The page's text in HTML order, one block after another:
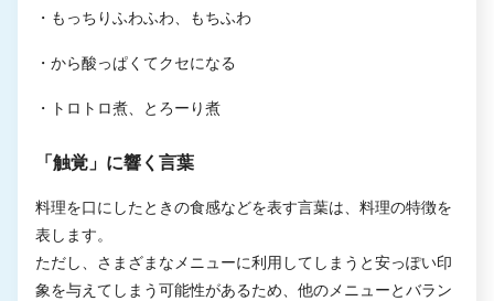
・もっちりふわふわ、もちふわ
・から酸っぱくてクセになる
・トロトロ煮、とろーり煮
「触覚」に響く言葉
料理を口にしたときの食感などを表す言葉は、料理の特徴を
表します。
ただし、さまざまなメニューに利用してしまうと安っぽい印
象を与えてしまう可能性があるため、他のメニューとバラン